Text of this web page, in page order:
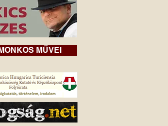
MŰVEI